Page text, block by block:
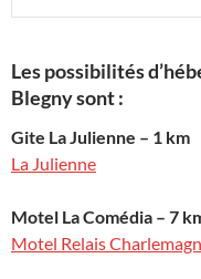
Les possibilités
Blegny sont :
Gite La Julienne – 1 km
La Julienne
Motel La Comédia – 7
Motel Relais